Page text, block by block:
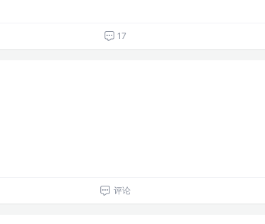
17
评论